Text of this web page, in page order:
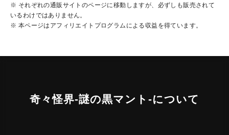
※ それぞれの通販サイトのページに移動しますが、必ずしも販売されて
いるわけではありません。
※ 本ページはアフィリエイトプログラムによる収益を得ています。
奇々怪界-謎の黒マント-について